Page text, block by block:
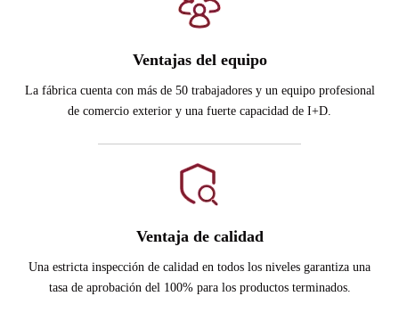
Ventajas del equipo
La fábrica cuenta con más de 50 trabajadores y un equipo profesional
de comercio exterior y una fuerte capacidad de I+D.
Ventaja de calidad
Una estricta inspección de calidad en todos los niveles garantiza una
tasa de aprobación del 100% para los productos terminados.